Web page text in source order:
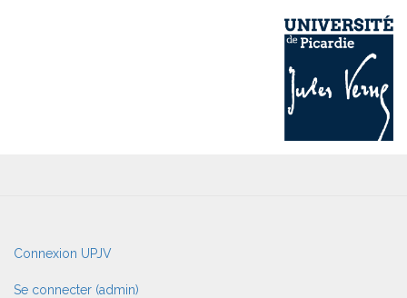
User
account
menu
Connexion UPJV
Se connecter (admin)